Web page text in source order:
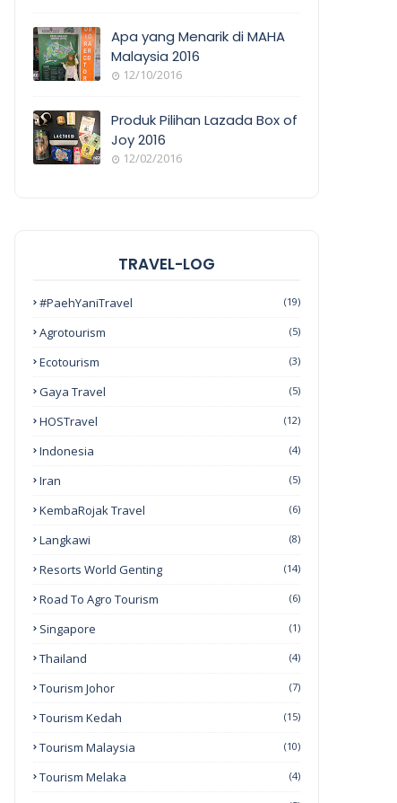
Apa yang Menarik di MAHA
Malaysia 2016
12/10/2016
Produk Pilihan Lazada Box of
Joy 2016
12/02/2016
TRAVEL-LOG
#PaehYaniTravel (19)
Agrotourism (5)
Ecotourism (3)
Gaya Travel (5)
HOSTravel (12)
Indonesia (4)
Iran (5)
KembaRojak Travel (6)
Langkawi (8)
Resorts World Genting (14)
Road To Agro Tourism (6)
Singapore (1)
Thailand (4)
Tourism Johor (7)
Tourism Kedah (15)
Tourism Malaysia (10)
Tourism Melaka (4)